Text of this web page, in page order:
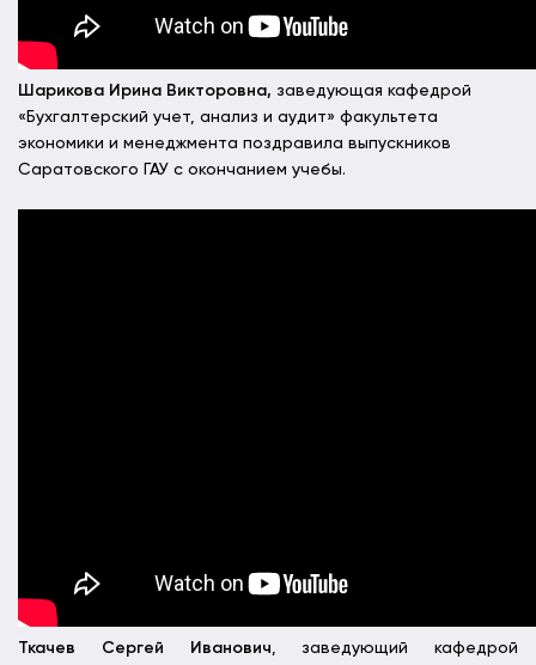
Шарикова Ирина Викторовна, заведующая кафедрой
«Бухгалтерский учет, анализ и аудит» факультета
экономики и менеджмента поздравила выпускников
Саратовского ГАУ с окончанием учебы.
Ткачев Сергей Иванович, заведующий кафедрой